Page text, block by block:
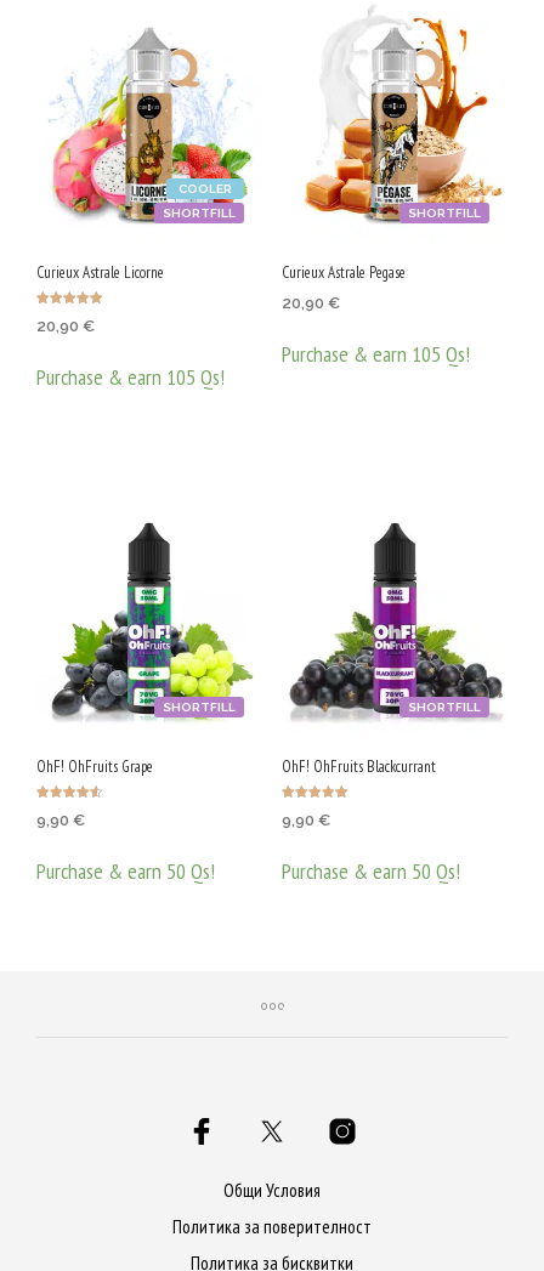
SHORTFILL
COOLER
Curieux Astrale Licorne
5.00
20,90 €
Purchase & earn 105 Qs!
SHORTFILL
Curieux Astrale Pegase
20,90 €
Purchase & earn 105 Qs!
SHORTFILL
OhF! OhFruits Grape
4.58
9,90 €
Purchase & earn 50 Qs!
SHORTFILL
OhF! OhFruits Blackcurrant
5.00
9,90 €
Purchase & earn 50 Qs!
Общи Условия
Политика за поверителност
Политика за бисквитки